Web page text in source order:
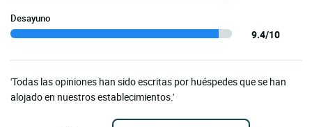
Desayuno
9.4/10
'Todas las opiniones han sido escritas por huéspedes que se han
alojado en nuestros establecimientos.'